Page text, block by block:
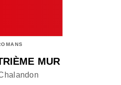
MUR